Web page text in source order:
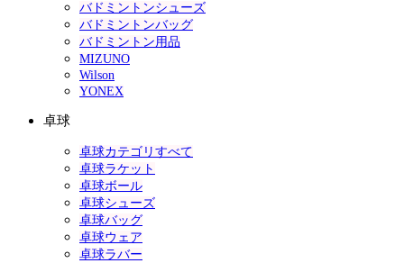
バドミントンシューズ
バドミントンバッグ
バドミントン用品
MIZUNO
Wilson
YONEX
卓球
卓球カテゴリすべて
卓球ラケット
卓球ボール
卓球シューズ
卓球バッグ
卓球ウェア
卓球ラバー